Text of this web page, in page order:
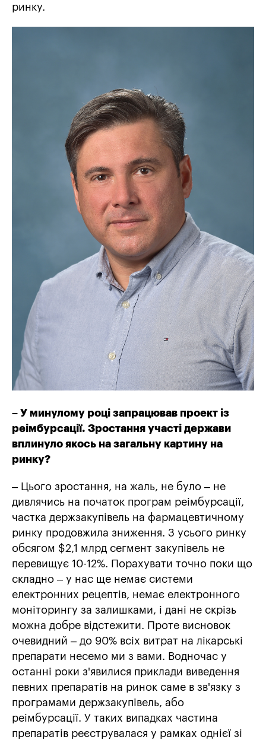
ринку.
– У минулому році запрацював проект із
реімбурсації. Зростання участі держави
вплинуло якось на загальну картину на
ринку?
– Цього зростання, на жаль, не було – не
дивлячись на початок програм реімбурсації,
частка держзакупівель на фармацевтичному
ринку продовжила зниження. З усього ринку
обсягом $2,1 млрд сегмент закупівель не
перевищує 10-12%. Порахувати точно поки що
складно – у нас ще немає системи
електронних рецептів, немає електронного
моніторингу за залишками, і дані не скрізь
можна добре відстежити. Проте висновок
очевидний – до 90% всіх витрат на лікарські
препарати несемо ми з вами. Водночас у
останні роки з'явилися приклади виведення
певних препаратів на ринок саме в зв'язку з
програмами держзакупівель, або
реімбурсації. У таких випадках частина
препаратів реєструвалася у рамках однієї зі